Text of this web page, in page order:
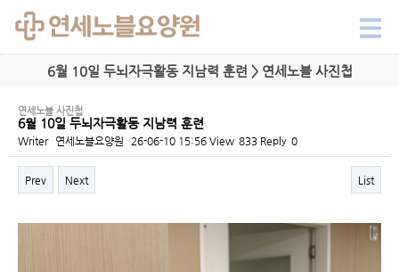
6월 10일 두뇌자극활동 지남력 훈련 > 연세노블 사진첩
연세노블 사진첩
6월 10일 두뇌자극활동 지남력 훈련
Writer 연세노블요양원 26-06-10 15:56 View 833 Reply 0
Prev Next List
Content